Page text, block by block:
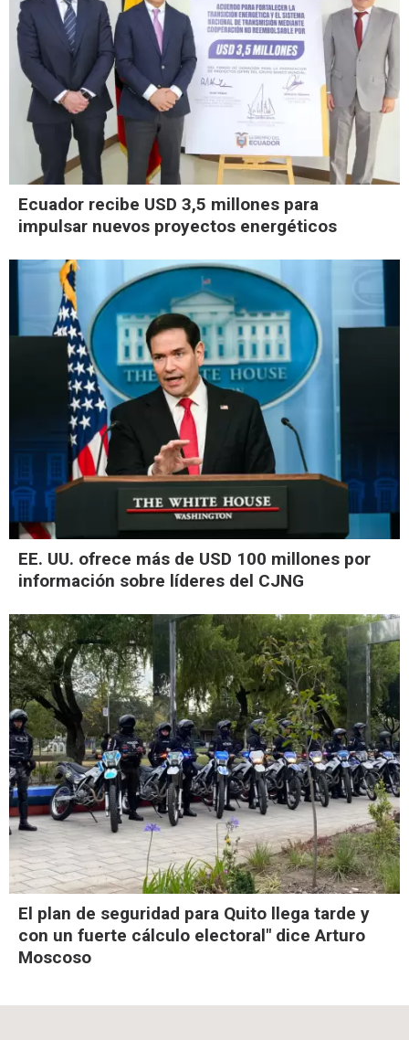
Ecuador recibe USD 3,5 millones para
impulsar nuevos proyectos energéticos
EE. UU. ofrece más de USD 100 millones por
información sobre líderes del CJNG
El plan de seguridad para Quito llega tarde y
con un fuerte cálculo electoral" dice Arturo
Moscoso